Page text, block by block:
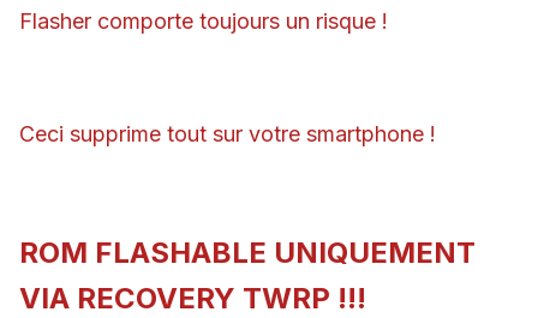
Flasher comporte toujours un risque !
Ceci supprime tout sur votre smartphone !
ROM FLASHABLE UNIQUEMENT
VIA RECOVERY TWRP !!!